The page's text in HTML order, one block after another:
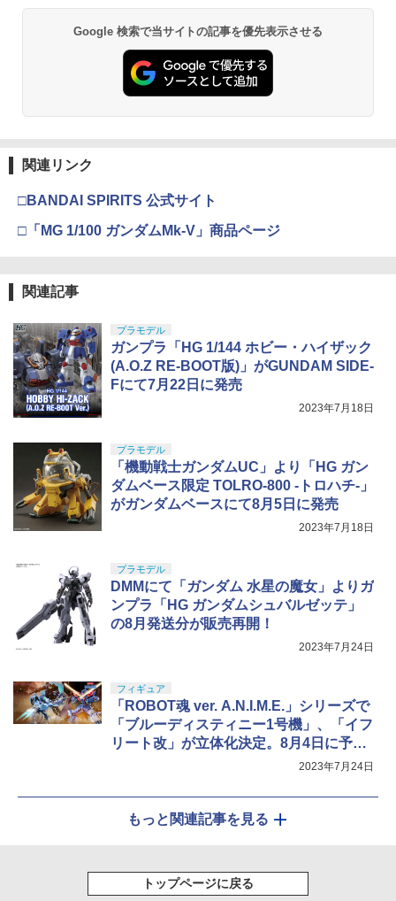
Google 検索で当サイトの記事を優先表示させる
関連リンク
□BANDAI SPIRITS 公式サイト
□「MG 1/100 ガンダムMk-V」商品ページ
関連記事
プラモデル
ガンプラ「HG 1/144 ホビー・ハイザック
(A.O.Z RE-BOOT版)」がGUNDAM SIDE-
Fにて7月22日に発売
2023年7月18日
プラモデル
「機動戦士ガンダムUC」より「HG ガン
ダムベース限定 TOLRO-800 -トロハチ-」
がガンダムベースにて8月5日に発売
2023年7月18日
プラモデル
DMMにて「ガンダム 水星の魔女」よりガ
ンプラ「HG ガンダムシュバルゼッテ」
の8月発送分が販売再開！
2023年7月24日
フィギュア
「ROBOT魂 ver. A.N.I.M.E.」シリーズで
「ブルーディスティニー1号機」、「イフ
リート改」が立体化決定。8月4日に予約
2023年7月24日
もっと関連記事を見る
トップページに戻る